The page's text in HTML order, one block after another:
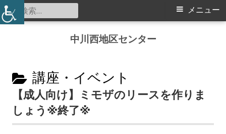
中川西地区センター
メ
メニュー
検
索:
カ
テ
ゴ
講座・イベント
【成人向け】ミモザのリースを作りま
しょう※終了※